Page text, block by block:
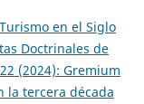
en el Siglo
Doctrinales de
(2024): Gremium
la tercera década